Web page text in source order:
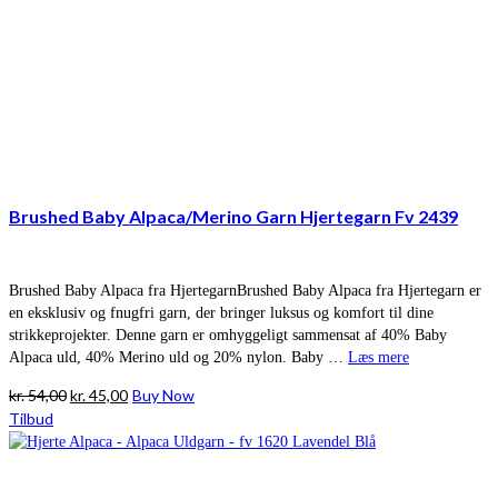
Brushed Baby Alpaca/Merino Garn Hjertegarn Fv 2439
Brushed Baby Alpaca fra HjertegarnBrushed Baby Alpaca fra Hjertegarn er
en eksklusiv og fnugfri garn, der bringer luksus og komfort til dine
strikkeprojekter. Denne garn er omhyggeligt sammensat af 40% Baby
Alpaca uld, 40% Merino uld og 20% nylon. Baby … Læs mere
kr.54,00Den
pris
kr.45,00Den
pris
Buy Now
Tilbud